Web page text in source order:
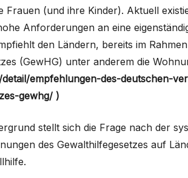
Frauen (und ihre Kinder). Aktuell
Anforderungen an eine
den Ländern, bereits im
(GewHG) unter anderem die
empfehlungen-des-deutschen-
gewhg/ )
stellt sich die Frage nach der
des Gewalthilfegesetzes auf